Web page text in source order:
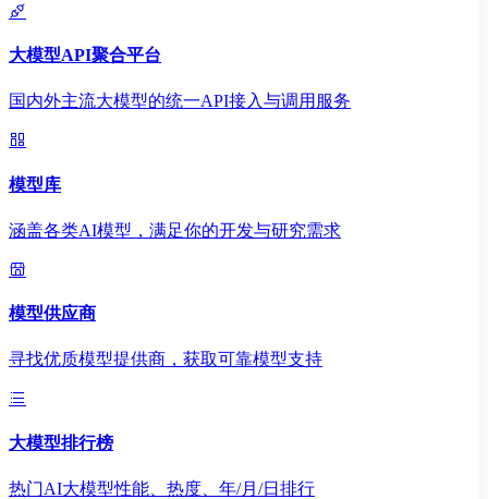
大模型API聚合平台
国内外主流大模型的统一API接入与调用服务
模型库
涵盖各类AI模型，满足你的开发与研究需求
模型供应商
寻找优质模型提供商，获取可靠模型支持
大模型排行榜
热门AI大模型性能、热度、年/月/日排行